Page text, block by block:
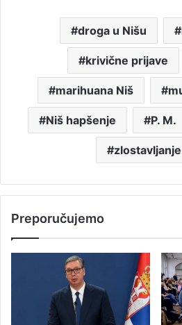
droga u Nišu
krivične prijave
marihuana Niš
Niš hapšenje P. M.
Preporučujemo